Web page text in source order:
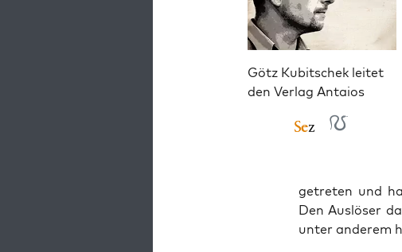
Götz Kubitschek leitet
den Verlag Antaios
ge­tre­ten und
Den Aus­lö­ser
unter ande­rem